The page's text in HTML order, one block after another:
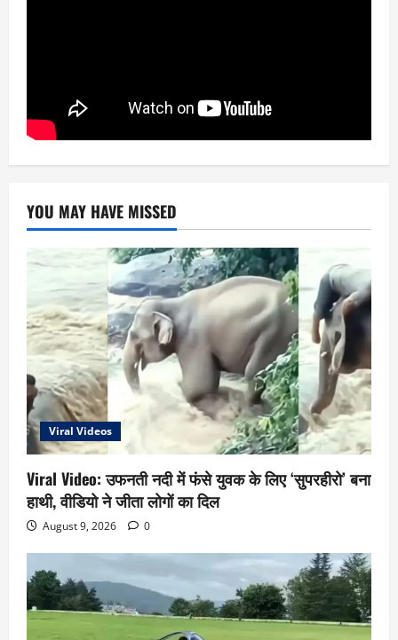
YOU MAY HAVE MISSED
Viral Videos
Viral Video: उफनती नदी में फंसे युवक के लिए ‘सुपरहीरो’ बना
हाथी, वीडियो ने जीता लोगों का दिल
August 9, 2026 0